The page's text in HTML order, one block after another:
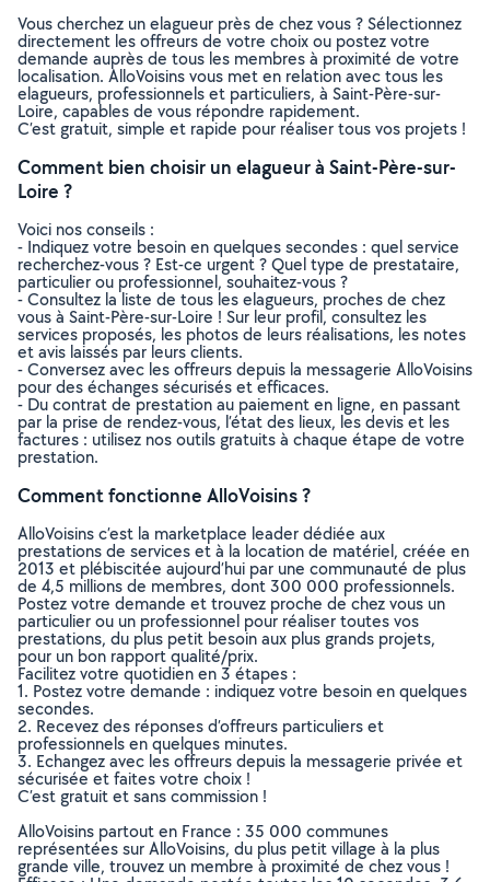
Vous cherchez un elagueur près de chez vous ? Sélectionnez
directement les offreurs de votre choix ou postez votre
demande auprès de tous les membres à proximité de votre
localisation. AlloVoisins vous met en relation avec tous les
elagueurs, professionnels et particuliers, à Saint-Père-sur-
Loire, capables de vous répondre rapidement.
C’est gratuit, simple et rapide pour réaliser tous vos projets !
Comment bien choisir un elagueur à Saint-Père-sur-
Loire ?
Voici nos conseils :
- Indiquez votre besoin en quelques secondes : quel service
recherchez-vous ? Est-ce urgent ? Quel type de prestataire,
particulier ou professionnel, souhaitez-vous ?
- Consultez la liste de tous les elagueurs, proches de chez
vous à Saint-Père-sur-Loire ! Sur leur profil, consultez les
services proposés, les photos de leurs réalisations, les notes
et avis laissés par leurs clients.
- Conversez avec les offreurs depuis la messagerie AlloVoisins
pour des échanges sécurisés et efficaces.
- Du contrat de prestation au paiement en ligne, en passant
par la prise de rendez-vous, l’état des lieux, les devis et les
factures : utilisez nos outils gratuits à chaque étape de votre
prestation.
Comment fonctionne AlloVoisins ?
AlloVoisins c’est la marketplace leader dédiée aux
prestations de services et à la location de matériel, créée en
2013 et plébiscitée aujourd’hui par une communauté de plus
de 4,5 millions de membres, dont 300 000 professionnels.
Postez votre demande et trouvez proche de chez vous un
particulier ou un professionnel pour réaliser toutes vos
prestations, du plus petit besoin aux plus grands projets,
pour un bon rapport qualité/prix.
Facilitez votre quotidien en 3 étapes :
1. Postez votre demande : indiquez votre besoin en quelques
secondes.
2. Recevez des réponses d’offreurs particuliers et
professionnels en quelques minutes.
3. Echangez avec les offreurs depuis la messagerie privée et
sécurisée et faites votre choix !
C’est gratuit et sans commission !
AlloVoisins partout en France : 35 000 communes
représentées sur AlloVoisins, du plus petit village à la plus
grande ville, trouvez un membre à proximité de chez vous !